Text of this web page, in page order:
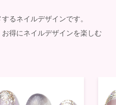
るネイルデザインです。
得にネイルデザインを楽しむ